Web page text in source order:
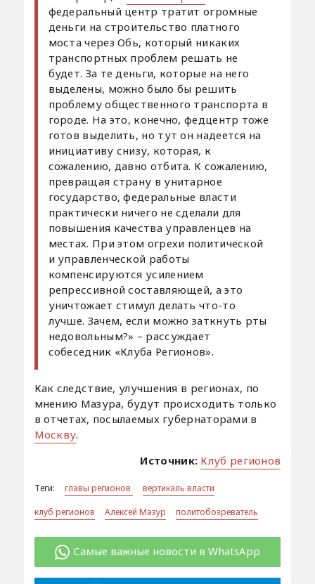
федеральный центр тратит огромные
деньги на строительство платного
моста через Обь, который никаких
транспортных проблем решать не
будет. За те деньги, которые на него
выделены, можно было бы решить
проблему общественного транспорта в
городе. На это, конечно, федцентр тоже
готов выделить, но тут он надеется на
инициативу снизу, которая, к
сожалению, давно отбита. К сожалению,
превращая страну в унитарное
государство, федеральные власти
практически ничего не сделали для
повышения качества управленцев на
местах. При этом огрехи политической
и управленческой работы
компенсируются усилением
репрессивной составляющей, а это
уничтожает стимул делать что-то
лучше. Зачем, если можно заткнуть рты
недовольным?» – рассуждает
собеседник «Клуба Регионов».
Как следствие, улучшения в регионах, по
мнению Мазура, будут происходить только
в отчетах, посылаемых губернаторами в
Москву.
Источник: Клуб регионов
Теги: главы регионов
вертикаль власти
клуб регионов
Алексей Мазур политобозреватель
Самые важные новости в WhatsApp